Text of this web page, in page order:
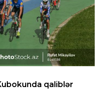
qaliblər